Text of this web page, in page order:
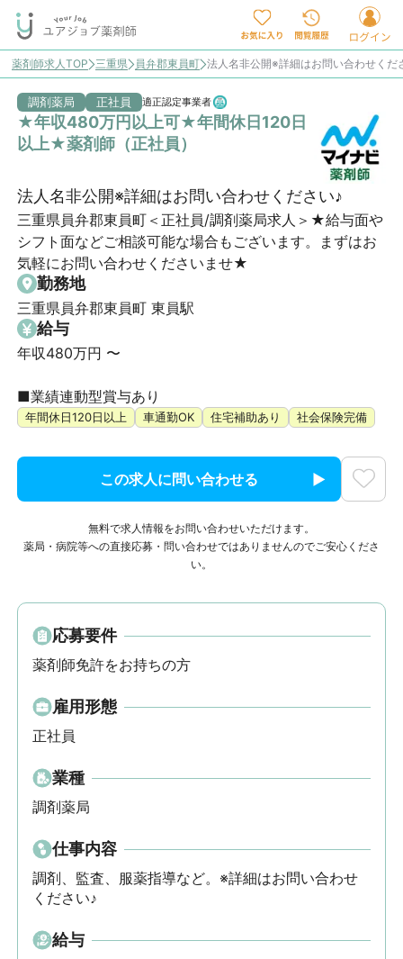
薬剤師求人TOP 三重県 員弁郡東員町 法人名非公開※詳細はお問い合わせくだ
調剤薬局 正社員 適正認定事業者
★年収480万円以上可★年間休日120日
以上★薬剤師（正社員）
法人名非公開※詳細はお問い合わせください♪
三重県員弁郡東員町＜正社員/調剤薬局求人＞★給与面や
シフト面などご相談可能な場合もございます。まずはお
気軽にお問い合わせくださいませ★
勤務地
三重県員弁郡東員町 東員駅
給与
年収480万円 〜
■業績連動型賞与あり
年間休日120日以上 車通勤OK 住宅補助あり 社会保険完備
この求人に問い合わせる
無料で求人情報をお問い合わせいただけます。
薬局・病院等への直接応募・問い合わせではありませんのでご安心くださ
い。
応募要件
薬剤師免許をお持ちの方
雇用形態
正社員
業種
調剤薬局
仕事内容
調剤、監査、服薬指導など。※詳細はお問い合わせ
ください♪
給与